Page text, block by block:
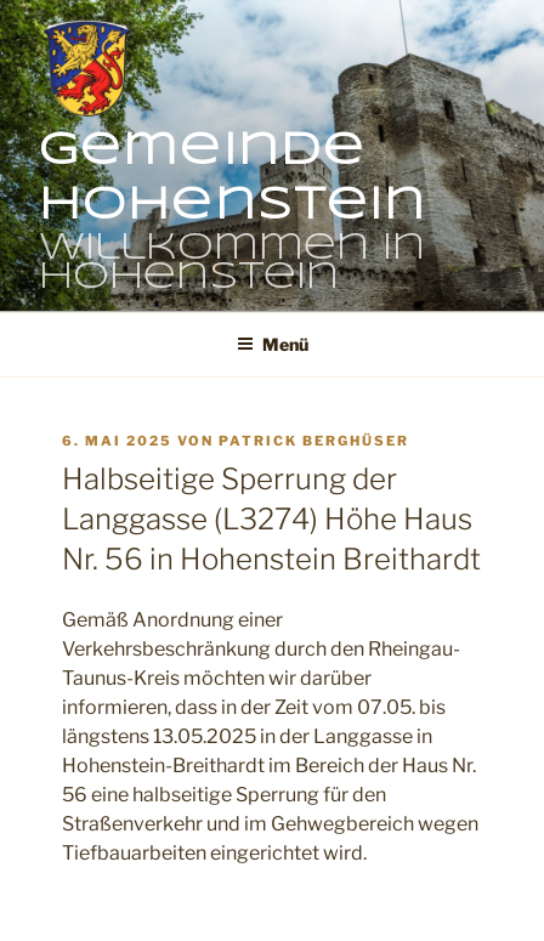
Zum
Inhalt
springen
Gemeinde
Hohenstein
Willkommen in
Hohenstein
Menü
VERÖFFENTLICHT
AM
6. MAI 2025 VONPATRICK BERGHÜSER
Halbseitige Sperrung der
Langgasse (L3274) Höhe Haus
Nr. 56 in Hohenstein Breithardt
Gemäß Anordnung einer
Verkehrsbeschränkung durch den Rheingau-
Taunus-Kreis möchten wir darüber
informieren, dass in der Zeit vom 07.05. bis
längstens 13.05.2025 in der Langgasse in
Hohenstein-Breithardt im Bereich der Haus Nr.
56 eine halbseitige Sperrung für den
Straßenverkehr und im Gehwegbereich wegen
Tiefbauarbeiten eingerichtet wird.